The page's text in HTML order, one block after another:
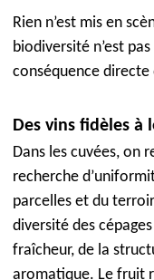
Rien n’est mis en
biodiversité n’est
conséquence
Des vins fidèles à
Dans les cuvées, on
recherche
parcelles et du
diversité des
fraîcheur, de la
aromatique. Le fruit